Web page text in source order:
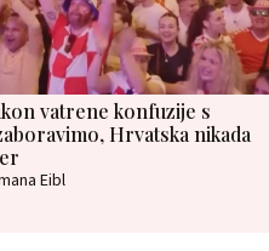
vatrene konfuzije s
Hrvatska nikada
Eibl